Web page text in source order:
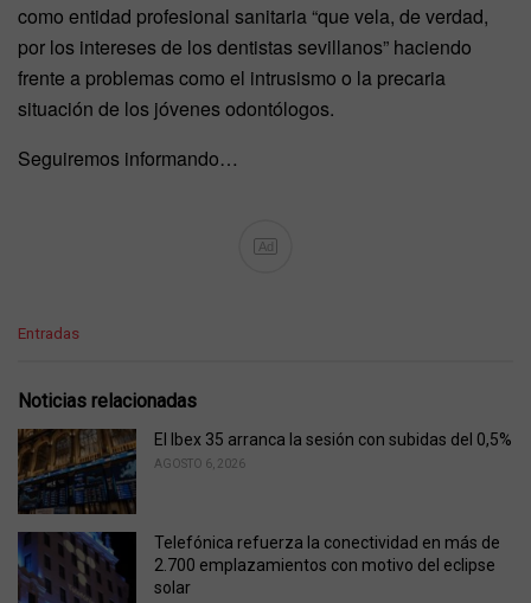
como entidad profesional sanitaria “que vela, de verdad,
por los intereses de los dentistas sevillanos” haciendo
frente a problemas como el intrusismo o la precaria
situación de los jóvenes odontólogos.
Seguiremos informando…
Ad
C
e
o
r
i
e
:
Entradas
Noticias relacionadas
El Ibex 35 arranca la sesión con subidas del 0,5%
AGOSTO 6, 2026
Telefónica refuerza la conectividad en más de
2.700 emplazamientos con motivo del eclipse
solar